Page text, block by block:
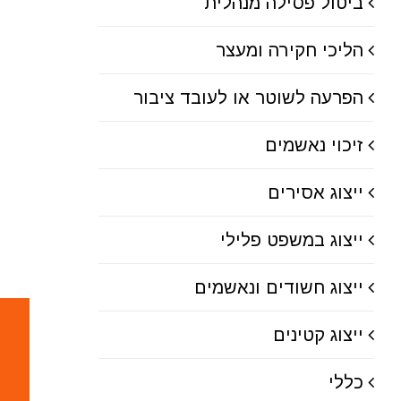
הליכי חקירה ומעצר
הפרעה לשוטר או לעובד ציבור
זיכוי נאשמים
ייצוג אסירים
ייצוג במשפט פלילי
ייצוג חשודים ונאשמים
ייצוג קטינים
כללי